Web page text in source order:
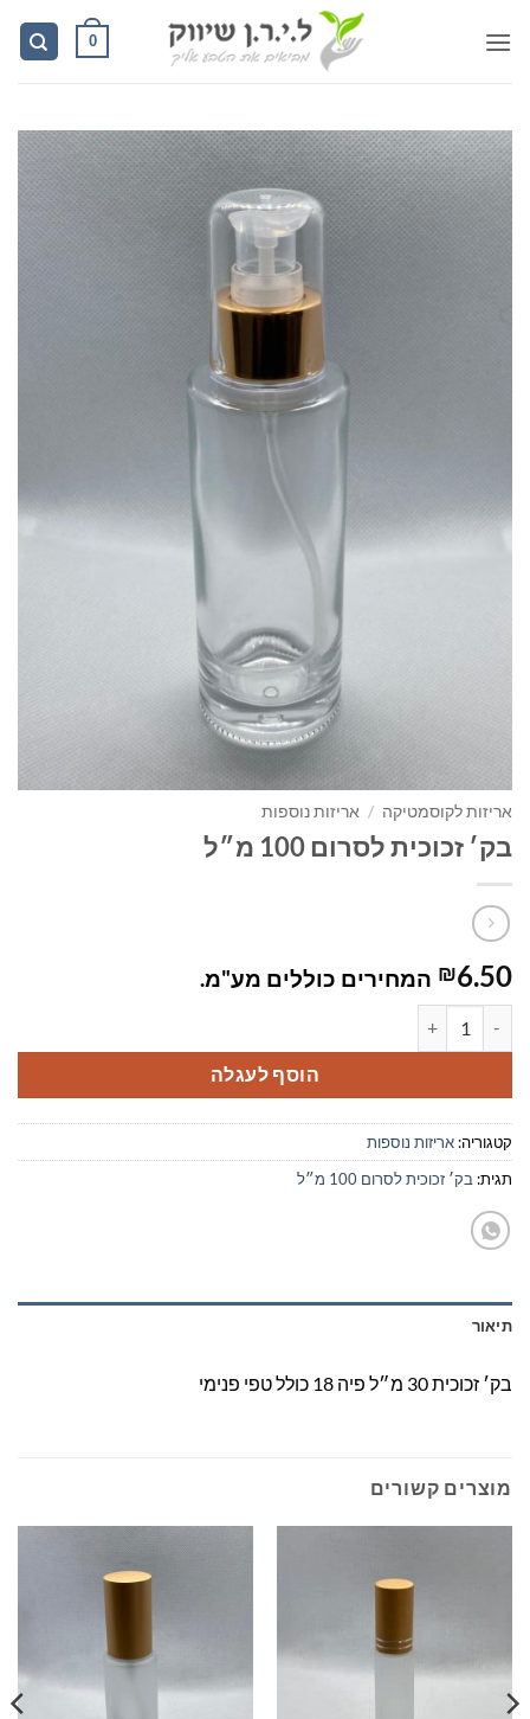
0
אריזות לקוסמטיקה / אריזות נוספות
בק׳ זכוכית לסרום 100 מ״ל
₪6.50 המחירים כוללים מע"מ.
הוסף לעגלה
קטגוריה: אריזות נוספות
תגית: בק׳ זכוכית לסרום 100 מ״ל
תיאור
בק׳ זכוכית 30 מ״ל פיה 18 כולל טפי פנימי
מוצרים קשורים